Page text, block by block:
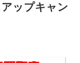
ップキャン